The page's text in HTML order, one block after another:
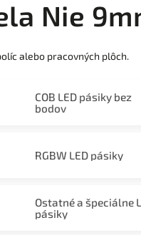
Nie
alebo pracovných plôch.
COB LED pásiky bez
bodov
RGBW LED pásiky
Ostatné a špeciálne
pásiky